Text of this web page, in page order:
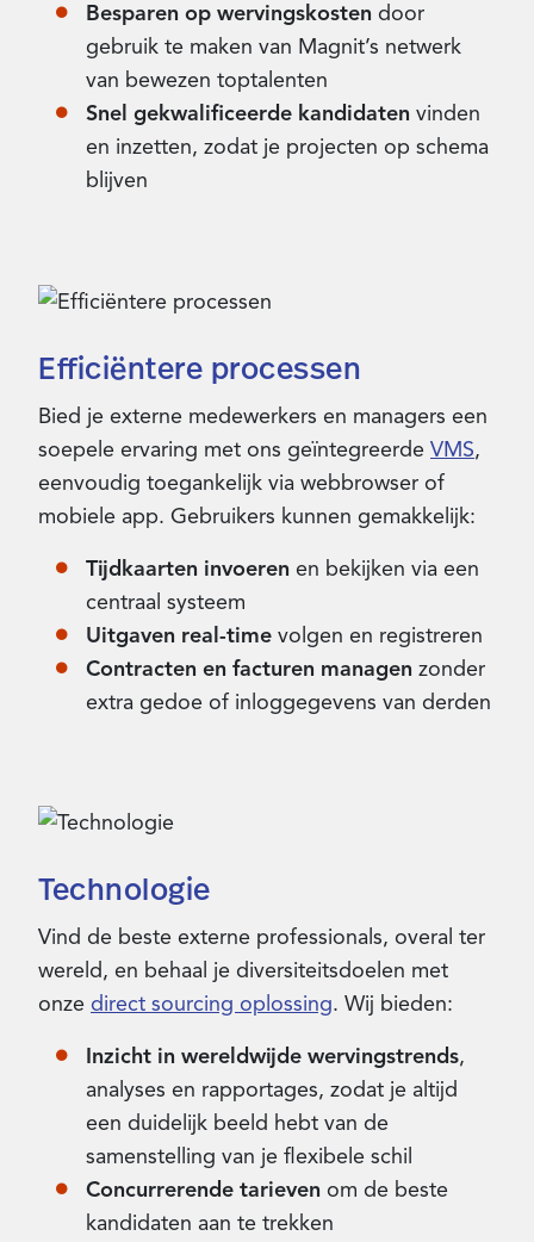
Besparen op wervingskosten door
gebruik te maken van Magnit’s netwerk
van bewezen toptalenten
Snel gekwalificeerde kandidaten vinden
en inzetten, zodat je projecten op schema
blijven
Efficiëntere processen
Bied je externe medewerkers en managers een
soepele ervaring met ons geïntegreerde VMS,
eenvoudig toegankelijk via webbrowser of
mobiele app. Gebruikers kunnen gemakkelijk:
Tijdkaarten invoeren en bekijken via een
centraal systeem
Uitgaven real-time volgen en registreren
Contracten en facturen managen zonder
extra gedoe of inloggegevens van derden
Technologie
Vind de beste externe professionals, overal ter
wereld, en behaal je diversiteitsdoelen met
onze direct sourcing oplossing. Wij bieden:
Inzicht in wereldwijde wervingstrends,
analyses en rapportages, zodat je altijd
een duidelijk beeld hebt van de
samenstelling van je flexibele schil
Concurrerende tarieven om de beste
kandidaten aan te trekken